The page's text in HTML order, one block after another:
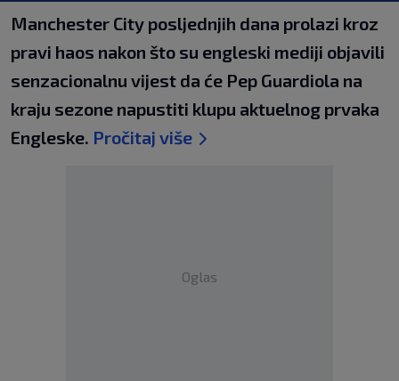
Manchester City posljednjih dana prolazi kroz
pravi haos nakon što su engleski mediji objavili
senzacionalnu vijest da će Pep Guardiola na
kraju sezone napustiti klupu aktuelnog prvaka
Engleske. Pročitaj više
Oglas